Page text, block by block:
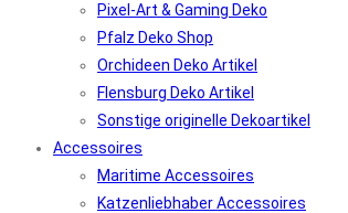
Pixel-Art & Gaming Deko
Pfalz Deko Shop
Orchideen Deko Artikel
Flensburg Deko Artikel
Sonstige originelle Dekoartikel
Accessoires
Maritime Accessoires
Katzenliebhaber Accessoires